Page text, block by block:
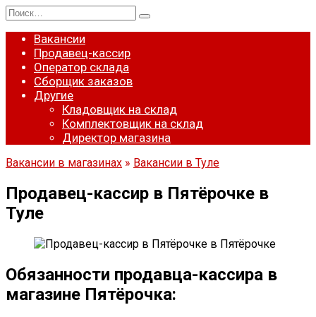
Перейти
к
содержанию
Search
for:
Вакансии
Продавец-кассир
Оператор склада
Сборщик заказов
Другие
Кладовщик на склад
Комплектовщик на склад
Директор магазина
Вакансии в магазинах » Вакансии в Туле
Продавец-кассир в Пятёрочке в
Туле
Обязанности продавца-кассира в
магазине Пятёрочка: